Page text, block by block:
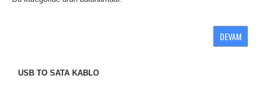
DEVAM
USB TO SATA KABLO